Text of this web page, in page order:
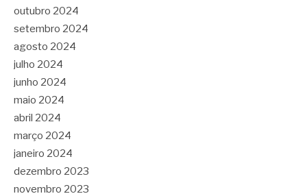
outubro 2024
setembro 2024
agosto 2024
julho 2024
junho 2024
maio 2024
abril 2024
março 2024
janeiro 2024
dezembro 2023
novembro 2023